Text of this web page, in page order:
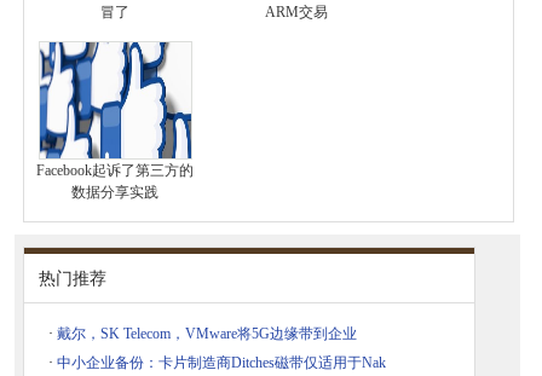
冒了
ARM交易
Facebook起诉了第三方的
数据分享实践
热门推荐
· 戴尔，SK Telecom，VMware将5G边缘带到企业
· 中小企业备份：卡片制造商Ditches磁带仅适用于Nak